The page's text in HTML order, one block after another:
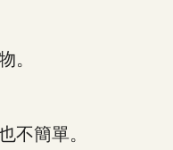
。
簡單。